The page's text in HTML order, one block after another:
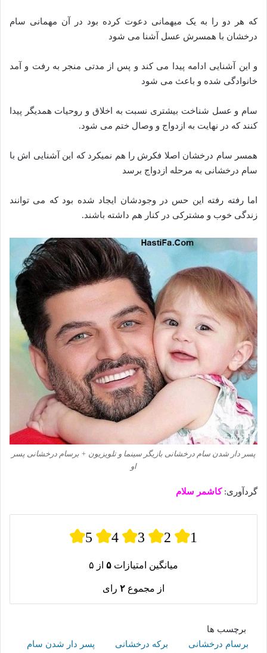
که هر دو را به یک میهمانی دعوت کرده بود در آن مهمانی سام
درخشان با همسرش عسل آشنا می شود
و این آشنایی ادامه پیدا می کند و پس از مدتی منجر به رفت و آمد
خانوادگی شده و باعث می شود
سام و عسل شناخت بیشتری نسبت به اخلاق و روحیات همدیگر پیدا
کنند که در نهایت به ازدواج و وصال ختم می شود.
همسر سام درخشان اصلا فکرش را هم نمیکرد که این آشنایی اش با
سام درخشانی به مرحله ازدواج برسد
اما رفته رفته این حس در وجودشان ایجاد شده بود که می توانند
زندگی خوب و مشترکی در کنار هم داشته باشند.
پسر دار شدن سام درخشانی بازیگر سینما و تلویزیون + برسام درخشانی پسر
او
گردآوری:کاشمر سلام
5 4 3 2 1
میانگین امتیازات ۵ از ۵
از مجموع ۲ رای
برچسب ها
برسام درخشانی
برکه درخشانی
پسر دار شدن سام